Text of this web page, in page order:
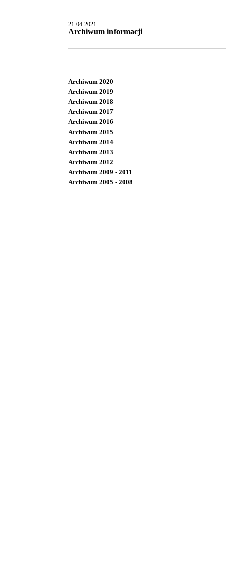
21-04-2021
Archiwum informacji
Archiwum 2020
Archiwum 2019
Archiwum 2018
Archiwum 2017
Archiwum 2016
Archiwum 2015
Archiwum 2014
Archiwum 2013
Archiwum 2012
Archiwum 2009 - 2011
Archiwum 2005 - 2008